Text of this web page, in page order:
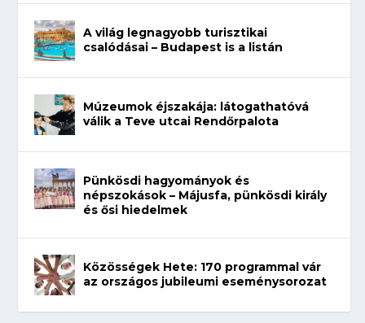
A világ legnagyobb turisztikai
csalódásai – Budapest is a listán
Múzeumok éjszakája: látogathatóvá
válik a Teve utcai Rendőrpalota
Pünkösdi hagyományok és
népszokások – Májusfa, pünkösdi király
és ősi hiedelmek
Közösségek Hete: 170 programmal vár
az országos jubileumi eseménysorozat